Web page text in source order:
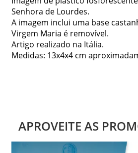
Senhora de Lourdes.
A imagem inclui uma base
Virgem Maria é removível.
Artigo realizado na Itália.
Medidas: 13x4x4 cm
APROVEITE AS